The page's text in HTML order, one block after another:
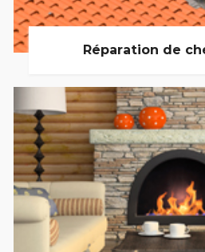
Réparation de